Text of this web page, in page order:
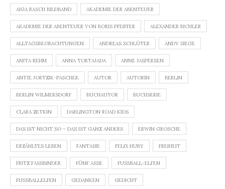
AIGA RASCH BILDBAND AKADEMIE DER ABENTEUER
AKADEMIE DER ABENTEUER VON BORIS PFEIFFER ALEXANDER BICHLER
ALLTAGSBEOBACHTUNGEN ANDREAS SCHLÜTER ANDY SIEGE
ANITA REHM ANNA TORTAJADA ANNE JASPERSEN
ANTJE JORTZIK-PASCHEK AUTOR AUTORIN BERLIN
BERLIN WILMERSDORF BUCHAUTOR BUCHSERIE
CLARA ZETKIN DARLINGTON ROAD KIDS
DAS IST NICHT SO – DAS IST GANZ ANDERS ERWIN GROSCHE
ERZÄHLTES LEBEN FANTASIE FELIX HUBY FREIHEIT
FRITZ FASSBINDER FÜNF ASSE FUSSBALL-ELFEN
FUSSBALLELFEN GEDANKEN GEDICHT